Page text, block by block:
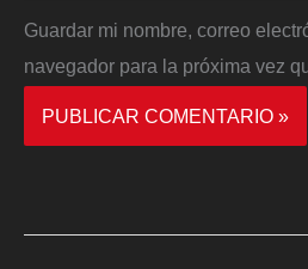
Guardar mi nombre, correo
navegador para la próxima vez